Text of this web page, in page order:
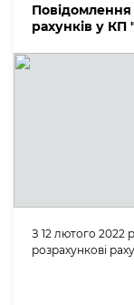
рахунків у КП
З 12 лютого 2022
розрахункові